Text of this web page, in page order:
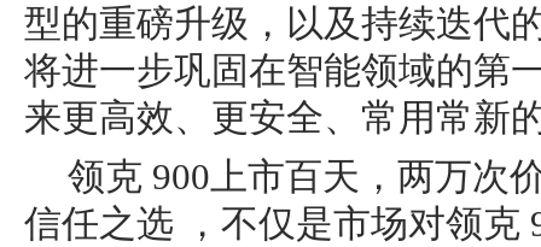
型的重磅升级，以及持续迭代
将进一步巩固在智能领域的第
来更高效、更安全、常用常新
领克 900上市百天，两万次
信任之选 ，不仅是市场对领克